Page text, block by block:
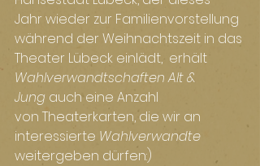
Jahr wieder zur Familienvorstellung
während der Weihnachtszeit in das
Theater Lübeck einlädt,  erhält
Wahlverwandtschaften Alt &
Jung auch eine Anzahl
von Theaterkarten, die wir an
interessierte Wahlverwandte
weitergeben dürfen:)